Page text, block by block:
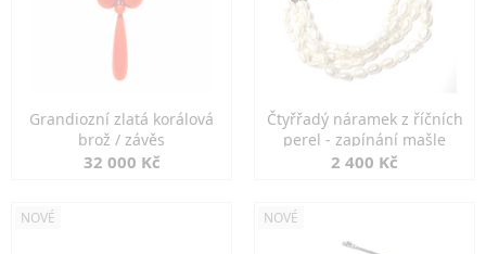
Grandiozní zlatá korálová
brož / závěs
32 000 Kč
Čtyřřadý náramek z říčních
perel - zapínání mašle
2 400 Kč
NOVÉ NOVÉ